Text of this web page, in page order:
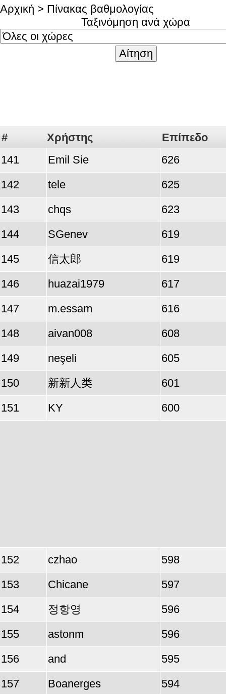
Αρχική > Πίνακας βαθμολογίας
Ταξινόμηση ανά χώρα
# Χρήστης
Επίπεδο
141
Emil Sie
626
142
tele
625
143
chqs
623
144
SGenev
619
145
信太郎
619
146
huazai1979
617
147
m.essam
616
148
aivan008
608
149
neşeli
605
150
新新人类
601
151
KY 600
152 czhao
598
153
Chicane
597
154
정항영
596
155
astonm
596
156
and
595
157
Boanerges
594